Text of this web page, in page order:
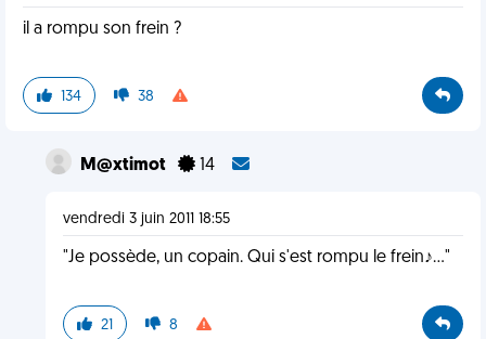
il a rompu son frein ?
134 38
M@xtimot 14
vendredi 3 juin 2011 18:55
"Je possède, un copain. Qui s'est rompu le frein♪..."
21 8